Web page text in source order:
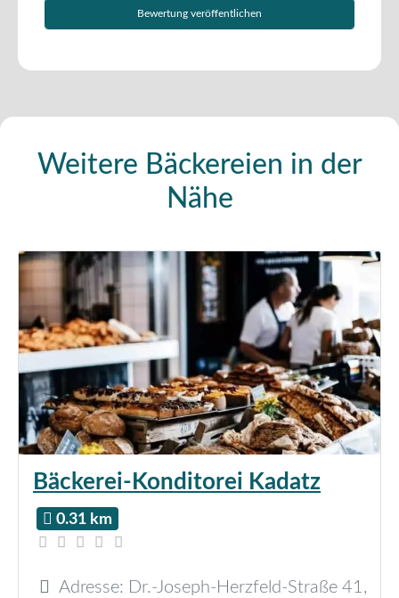
Weitere Bäckereien in der
Nähe
Bäckerei-Konditorei Kadatz
0.31 km
Adresse: Dr.-Joseph-Herzfeld-Straße 41,